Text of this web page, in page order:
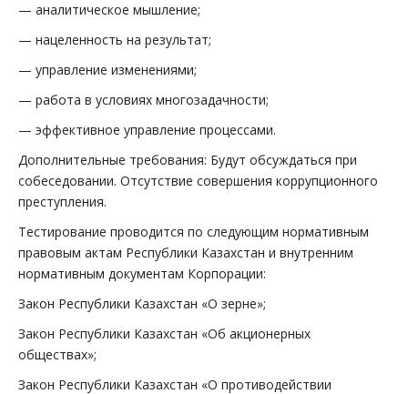
— аналитическое мышление;
— нацеленность на результат;
— управление изменениями;
— работа в условиях многозадачности;
— эффективное управление процессами.
Дополнительные требования: Будут обсуждаться при
собеседовании. Отсутствие совершения коррупционного
преступления.
Тестирование проводится по следующим нормативным
правовым актам Республики Казахстан и внутренним
нормативным документам Корпорации:
Закон Республики Казахстан «О зерне»;
Закон Республики Казахстан «Об акционерных
обществах»;
Закон Республики Казахстан «О противодействии